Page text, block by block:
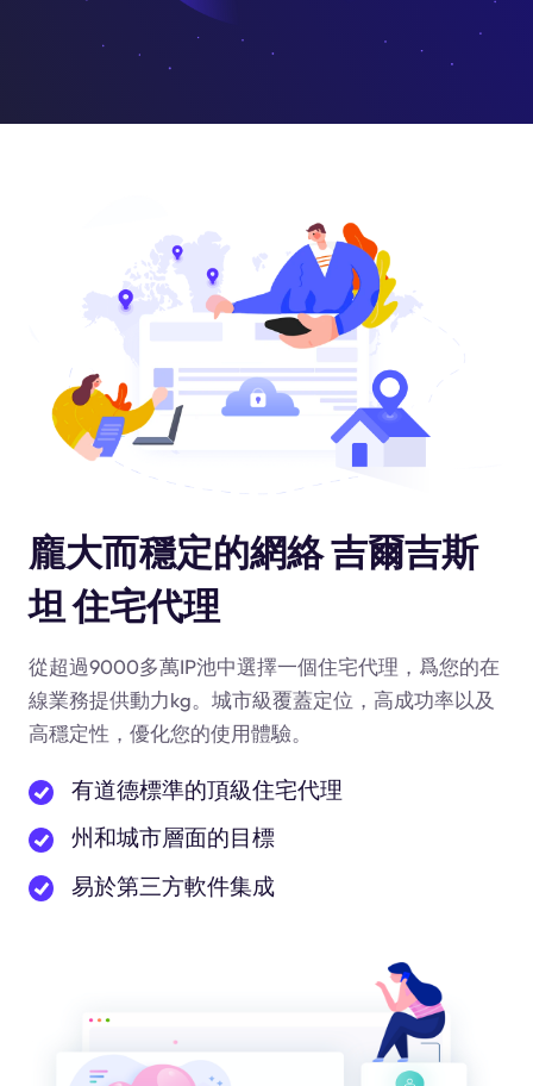
龐大而穩定的網絡 吉爾吉斯
坦 住宅代理
從超過9000多萬IP池中選擇一個住宅代理，爲您的在
線業務提供動力kg。城市級覆蓋定位，高成功率以及
高穩定性，優化您的使用體驗。
有道德標準的頂級住宅代理
州和城市層面的目標
易於第三方軟件集成